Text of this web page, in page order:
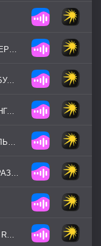
ОЛЕГ БОДРОВ - МЫ ТОЧНО ВЕРНЁМСЯ
СЕРГЕЙ ZАЦЕПИН - ПОБЕДА БУДЕТ ЗА НАМИ!
ST / СЕРГЕЙ БОБУНЕЦ / ДЖАНГО / СЕРГЕЙ НИХАЕНКО - ВРЕМЯ ГЕРОЕВ
WANTARAM / MIRON42 - БАТАЛЬОНЫ
ДЕНИС МАЙДАНОВ / РОМАН РАЗУМ - ПОБЕДА ЗА НАМИ!
РОМАН ВОРОБЬЁВ / DA BEAT RECORDZ - ЮНЫЙ ГЕРОЙ